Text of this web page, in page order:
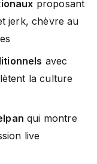
proposant
jerk, chèvre au
avec
la culture
qui montre
live